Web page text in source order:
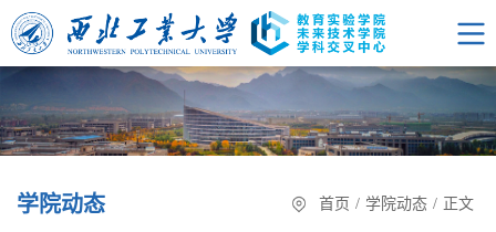
学院动态 首页 / 学院动态 / 正文